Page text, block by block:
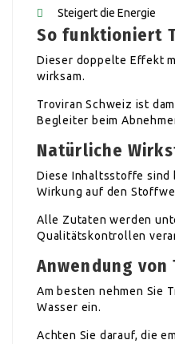
Steigert die Energie
So funktioniert
Dieser doppelte Effekt
wirksam.
Troviran Schweiz ist
Begleiter beim
Natürliche
Diese Inhaltsstoffe sind
Wirkung auf den
Alle Zutaten werden
Qualitätskontrollen
Anwendung von
Am besten nehmen Sie
Wasser ein.
Achten Sie darauf, die